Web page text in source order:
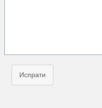
Испрати